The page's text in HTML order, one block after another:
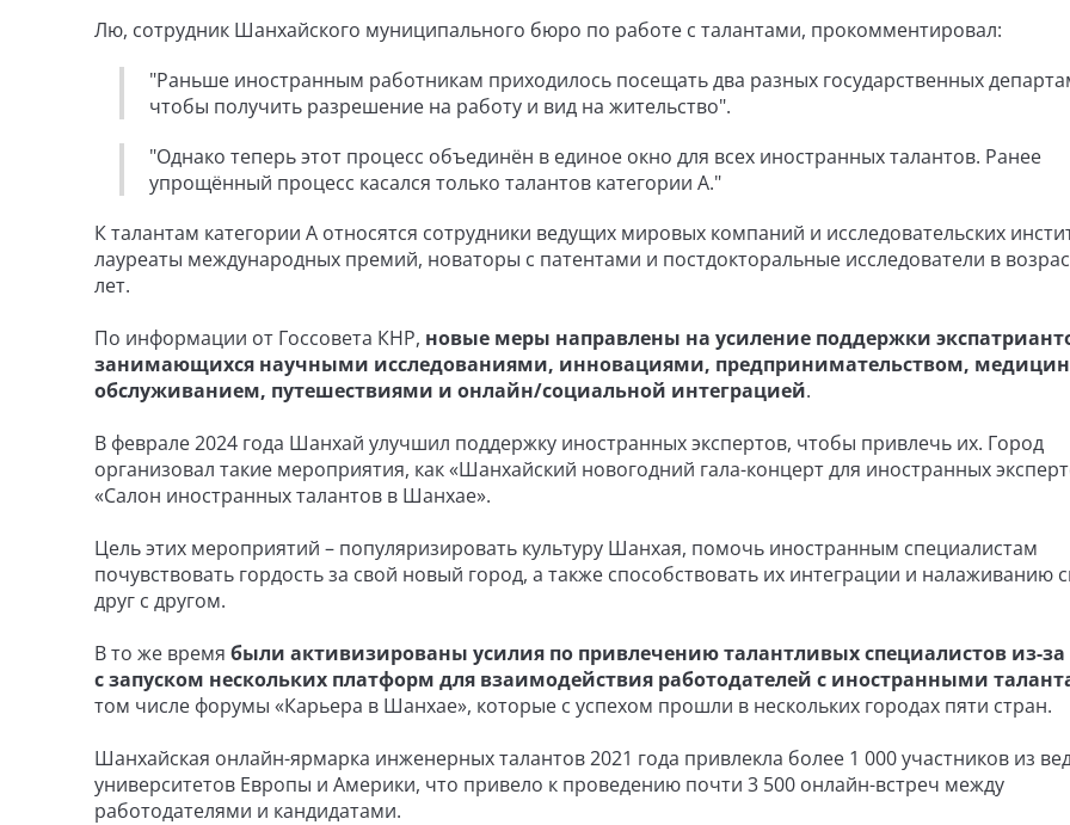
Лю, сотрудник Шанхайского муниципального бюро по работе с талантами, прокомментировал:
"Раньше иностранным работникам приходилось посещать два разных государственных
чтобы получить разрешение на работу и вид на жительство".
"Однако теперь этот процесс объединён в единое окно для всех иностранных талантов. Ранее
упрощённый процесс касался только талантов категории А."
К талантам категории А относятся сотрудники ведущих мировых компаний и исследовательских
лауреаты международных премий, новаторы с патентами и постдокторальные исследователи в
лет.
По информации от Госсовета КНР, новые меры направлены на усиление поддержки
занимающихся научными исследованиями, инновациями, предпринимательством,
обслуживанием, путешествиями и онлайн/социальной интеграцией.
В феврале 2024 года Шанхай улучшил поддержку иностранных экспертов, чтобы привлечь их. Город
организовал такие мероприятия, как «Шанхайский новогодний гала-концерт для иностранных
«Салон иностранных талантов в Шанхае».
Цель этих мероприятий – популяризировать культуру Шанхая, помочь иностранным специалистам
почувствовать гордость за свой новый город, а также способствовать их интеграции и налаживанию
друг с другом.
В то же время были активизированы усилия по привлечению талантливых специалистов из-за
с запуском нескольких платформ для взаимодействия работодателей с иностранными
том числе форумы «Карьера в Шанхае», которые с успехом прошли в нескольких городах пяти стран.
Шанхайская онлайн-ярмарка инженерных талантов 2021 года привлекла более 1 000 участников из
университетов Европы и Америки, что привело к проведению почти 3 500 онлайн-встреч между
работодателями и кандидатами.